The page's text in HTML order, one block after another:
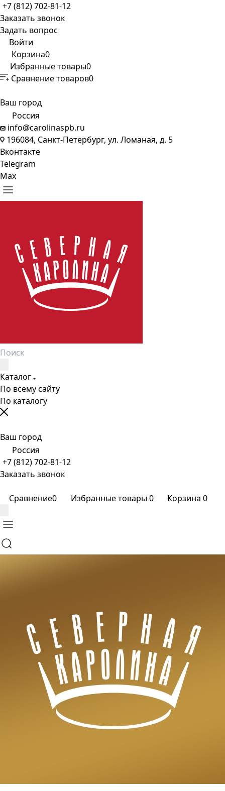
+7 (812) 702-81-12
Заказать звонок
Задать вопрос
Войти
Корзина0
Избранные товары0
Сравнение товаров0
Ваш город
Россия
info@carolinaspb.ru
196084, Санкт-Петербург, ул. Ломаная, д. 5
Вконтакте
Telegram
Max
Каталог
По всему сайту
По каталогу
Ваш город
Россия
+7 (812) 702-81-12
Заказать звонок
Сравнение0 Избранные товары0 Корзина 0